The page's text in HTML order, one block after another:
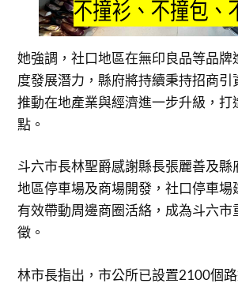
她強調，社口地區在無印良品等品牌
度發展潛力，縣府將持續秉持招商引
推動在地產業與經濟進一步升級，打
點。
斗六市長林聖爵感謝縣長張麗善及縣
地區停車場及商場開發，社口停車場
有效帶動周邊商圈活絡，成為斗六市
徵。
林市長指出，市公所已設置2100個